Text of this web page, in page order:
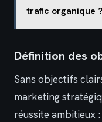
trafic organique ?
Définition des
Sans objectifs
marketing
réussite ambitieux